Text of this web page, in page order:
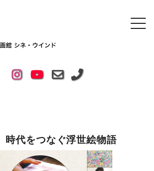
代をつなぐ浮世絵物語